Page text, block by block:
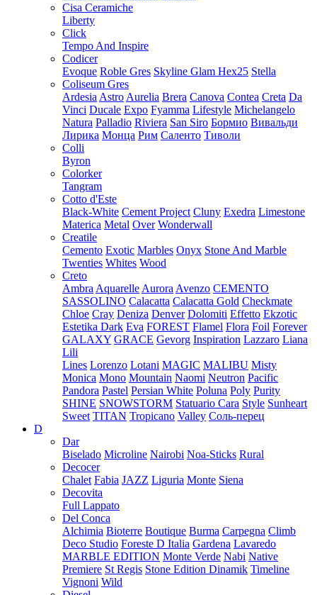
Cisa Ceramiche
Liberty
Click
Tempo And Inspire
Codicer
Evoque Roble Gres Skyline Glam Hex25 Stella
Coliseum Gres
Ardesia Astro Aurelia Brera Canova Contea Creta Da
Vinci Ducale Expo Fyamma Lifestyle Michelangelo
Natura Palladio Riviera San Siro Бормио Вивальди
Лирика Монца Рим Саленто Тиволи
Colli
Byron
Colorker
Tangram
Cotto d'Este
Black-White Cement Project Cluny Exedra Limestone
Materica Metal Over Wonderwall
Creatile
Cemento Exotic Marbles Onyx Stone And Marble
Twenties Whites Wood
Creto
Ambra Aquarelle Aurora Avenzo CEMENTO
SASSOLINO Calacatta Calacatta Gold Checkmate
Chloe Cray Deniza Denver Dolomiti Effetto Ekzotic
Estetika Dark Eva FOREST Flamel Flora Foil Forever
GALAXY GRACE Gevorg Inspiration Lazzaro Liana
Lili
Lines Lorenzo Lotani MAGIC MALIBU Misty
Monica Mono Mountain Naomi Neutron Pacific
Pandora Pastel Persian White Poluna Poly Purity
SHINE SNOWSTORM Statuario Cara Style Sunheart
Sweet TITAN Tropicano Valley Соль-перец
D
Dar
Biselado Microline Nairobi Noa-Sticks Rural
Decocer
Chalet Fabia JAZZ Liguria Monte Siena
Decovita
Full Lappato
Del Conca
Alchimia Bioterre Boutique Burma Carpegna Climb
Deco Studio Foreste D Italia Gardena Lavaredo
MARBLE EDITION Monte Verde Nabi Native
Premiere St Regis Stone Edition Dinamik Timeline
Vignoni Wild